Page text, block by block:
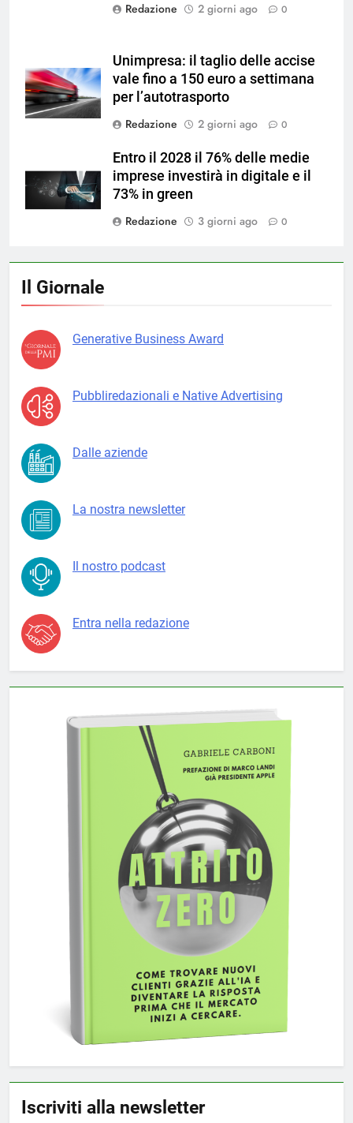
Redazione
2 giorni ago 0
Unimpresa: il taglio delle accise
vale fino a 150 euro a settimana
per l’autotrasporto
Redazione
2 giorni ago 0
Entro il 2028 il 76% delle medie
imprese investirà in digitale e il
73% in green
Redazione
3 giorni ago 0
Il Giornale
Generative Business Award
Pubbliredazionali e Native Advertising
Dalle aziende
La nostra newsletter
Il nostro podcast
Entra nella redazione
Iscriviti alla newsletter